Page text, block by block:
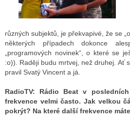
různých subjektů, je překvapivé, že se
některých případech dokonce
„programových novinek“, o které se
:o)). Raději budu mrtvej, než druhej. Ať
pravil Svatý Vincent a já.
RadioTV:
Rádio Beat v
frekvence velmi často. Jak velkou
pokrýt? Na které další frekvence